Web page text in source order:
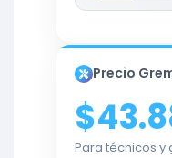
Precio
Para técnicos